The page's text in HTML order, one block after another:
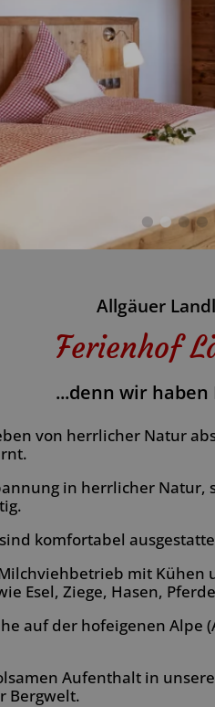
Allgäuer
Ferienhof
...denn wir
von herrlicher Natur
in herrlicher
komfortabel
mit Kühen
Esel, Ziege, Hasen,
auf der hofeigenen Alpe
Aufenthalt in
Bergwelt.